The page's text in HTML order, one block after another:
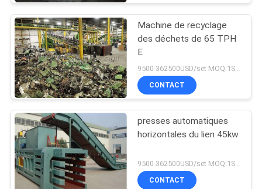
Machine de recyclage
des déchets de 65 TPH
E
CONTACT
presses automatiques
horizontales du lien 45kw
9500-362500USD/set MOQ:1SET
CONTACT